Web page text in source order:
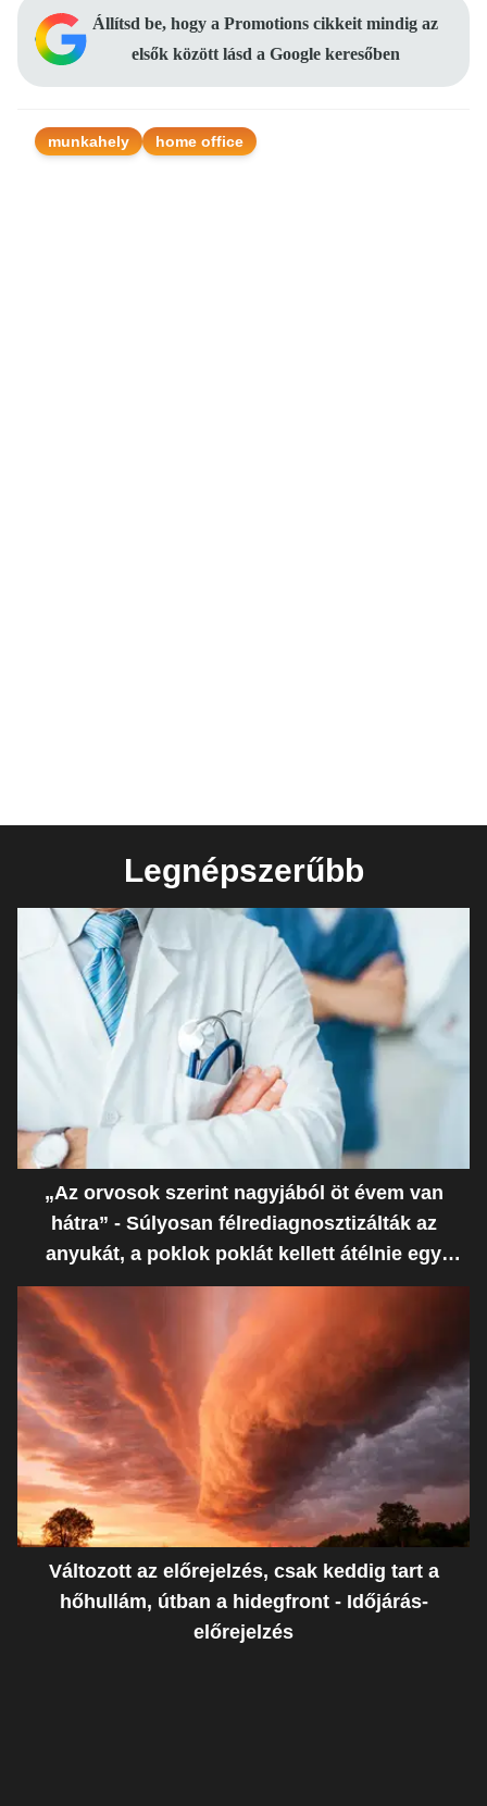
Állítsd be, hogy a Promotions cikkeit mindig az
elsők között lásd a Google keresőben
munkahely home office
Legnépszerűbb
„Az orvosok szerint nagyjából öt évem van
hátra” - Súlyosan félrediagnosztizálták az
anyukát, a poklok poklát kellett átélnie egy
ostoba hiba miatt
Változott az előrejelzés, csak keddig tart a
hőhullám, útban a hidegfront - Időjárás-
előrejelzés